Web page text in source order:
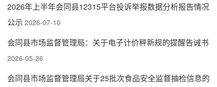
2026年上半年会同县12315平台投诉举报数据分析报告情况
公示 2026-07-10
会同县市场监督管理局：关于电子计价秤新规的提醒告诫书
2026-05-26
会同县市场监督管理局关于25批次食品安全监督抽检信息的